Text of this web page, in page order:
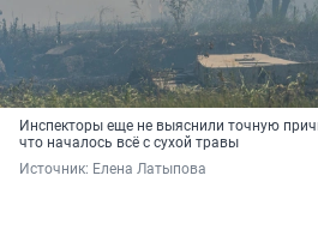
Инспекторы еще не выяснили точную
что началось всё с сухой травы
Источник: Елена Латыпова